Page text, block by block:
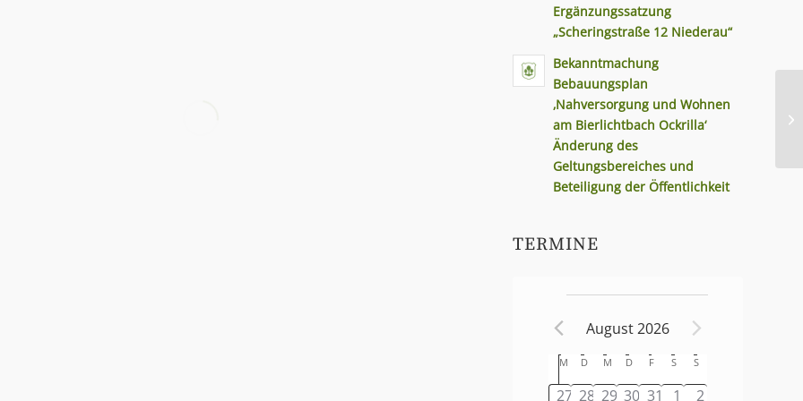
Ergänzungssatzung
„Scheringstraße 12 Niederau“
Bekanntmachung
Bebauungsplan
‚Nahversorgung und Wohnen
am Bierlichtbach Ockrilla‘
Änderung des
Geltungsbereiches und
Beteiligung der Öffentlichkeit
TERMINE
August 2026
Kalender
von
M D M D F S S
0
27 0
28 0
29 0
30 0
31
0
1
0
2